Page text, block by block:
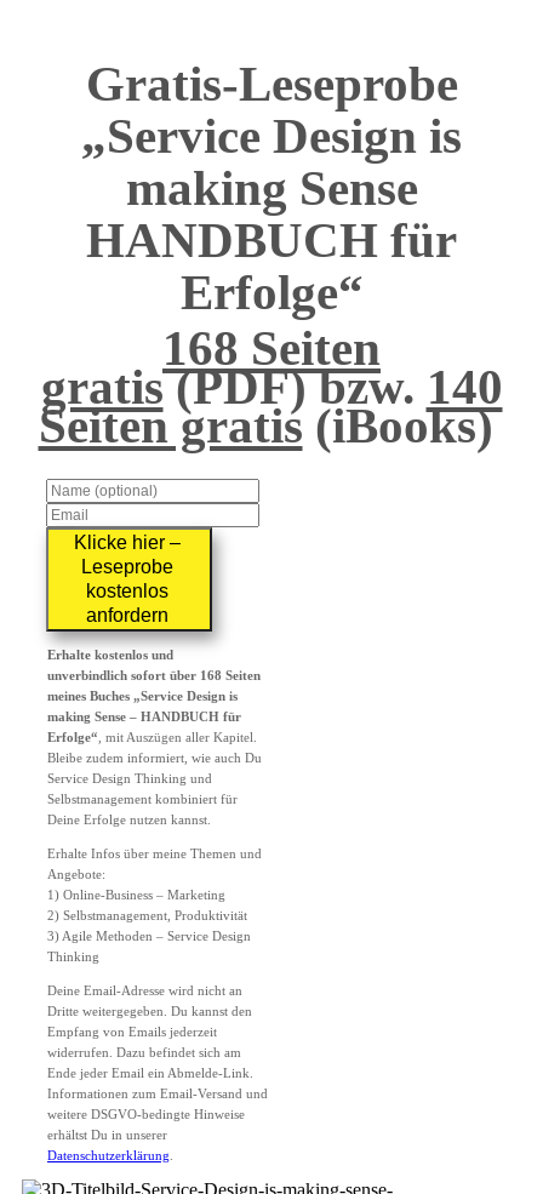
Gratis-Leseprobe
„Service Design is
making Sense
HANDBUCH für
Erfolge“
168 Seiten
gratis(PDF)bzw. 140
Seiten gratis (iBooks)
Klicke hier –
Leseprobe
kostenlos
anfordern
Erhalte kostenlos und
unverbindlich sofort über 168 Seiten
meines Buches „Service Design is
making Sense – HANDBUCH für
Erfolge“ mit Auszügen aller Kapitel.
Bleibe zudem informiert, wie auch Du
Service Design Thinking und
Selbstmanagement kombiniert für
Deine Erfolge nutzen kannst.
Erhalte Infos über meine Themen und
Angebote:
1) Online-Business – Marketing
2) Selbstmanagement, Produktivität
3) Agile Methoden – Service Design
Thinking
Deine Email-Adresse wird nicht an
Dritte weitergegeben. Du kannst den
Empfang von Emails jederzeit
widerrufen. Dazu befindet sich am
Ende jeder Email ein Abmelde-Link.
Informationen zum Email-Versand und
weitere DSGVO-bedingte Hinweise
erhältst Du in unserer
Datenschutzerklärung